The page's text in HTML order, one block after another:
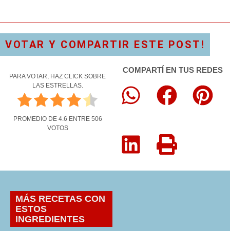
VOTAR Y COMPARTIR ESTE POST!
PARA VOTAR, HAZ CLICK SOBRE
LAS ESTRELLAS.
PROMEDIO DE 4.6 ENTRE 506
VOTOS
COMPARTÍ EN TUS REDES
MÁS RECETAS CON
ESTOS
INGREDIENTES